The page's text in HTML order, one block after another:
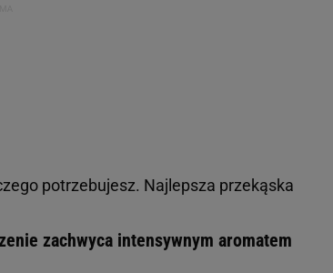
potrzebujesz. Najlepsza przekąska
zachwyca intensywnym aromatem